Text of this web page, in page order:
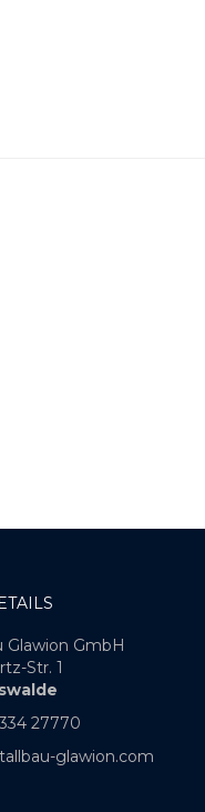
Glawion GmbH
Str. 1
27770
glawion.com